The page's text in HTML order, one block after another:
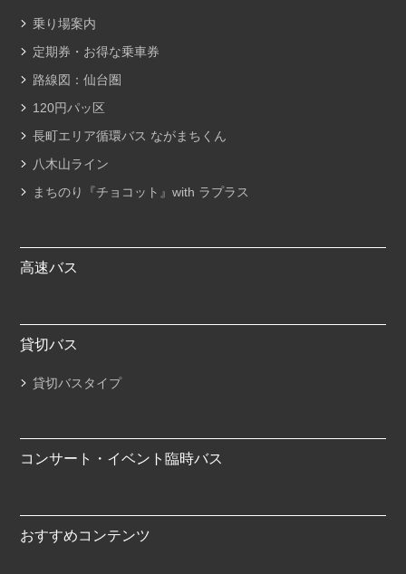
乗り場案内
定期券・お得な乗車券
路線図：仙台圏
120円パッ区
長町エリア循環バス ながまちくん
八木山ライン
まちのり『チョコット』with ラプラス
高速バス
貸切バス
貸切バスタイプ
コンサート・イベント臨時バス
おすすめコンテンツ